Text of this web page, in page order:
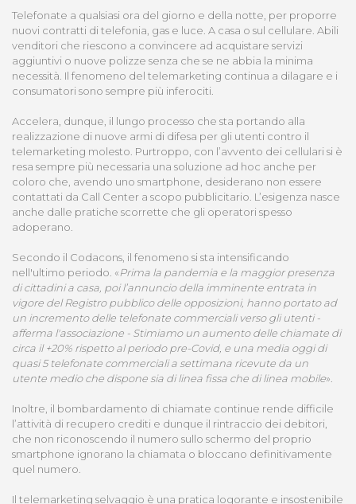
Telefonate a qualsiasi ora del giorno e della notte, per proporre
nuovi contratti di telefonia, gas e luce. A casa o sul cellulare. Abili
venditori che riescono a convincere ad acquistare servizi
aggiuntivi o nuove polizze senza che se ne abbia la minima
necessità. Il fenomeno del telemarketing continua a dilagare e i
consumatori sono sempre più inferociti.
Accelera, dunque, il lungo processo che sta portando alla
realizzazione di nuove armi di difesa per gli utenti contro il
telemarketing molesto. Purtroppo, con l’avvento dei cellulari si è
resa sempre più necessaria una soluzione ad hoc anche per
coloro che, avendo uno smartphone, desiderano non essere
contattati da Call Center a scopo pubblicitario. L’esigenza nasce
anche dalle pratiche scorrette che gli operatori spesso
adoperano.
Secondo il Codacons, il fenomeno si sta intensificando
nell'ultimo periodo. «Prima la pandemia e la maggior presenza
di cittadini a casa, poi l’annuncio della imminente entrata in
vigore del Registro pubblico delle opposizioni, hanno portato ad
un incremento delle telefonate commerciali verso gli utenti -
afferma l'associazione - Stimiamo un aumento delle chiamate di
circa il +20% rispetto al periodo pre-Covid, e una media oggi di
quasi 5 telefonate commerciali a settimana ricevute da un
utente medio che dispone sia di linea fissa che di linea mobile».
Inoltre, il bombardamento di chiamate continue rende difficile
l’attività di recupero crediti e dunque il rintraccio dei debitori,
che non riconoscendo il numero sullo schermo del proprio
smartphone ignorano la chiamata o bloccano definitivamente
quel numero.
Il telemarketing selvaggio è una pratica logorante e insostenibile